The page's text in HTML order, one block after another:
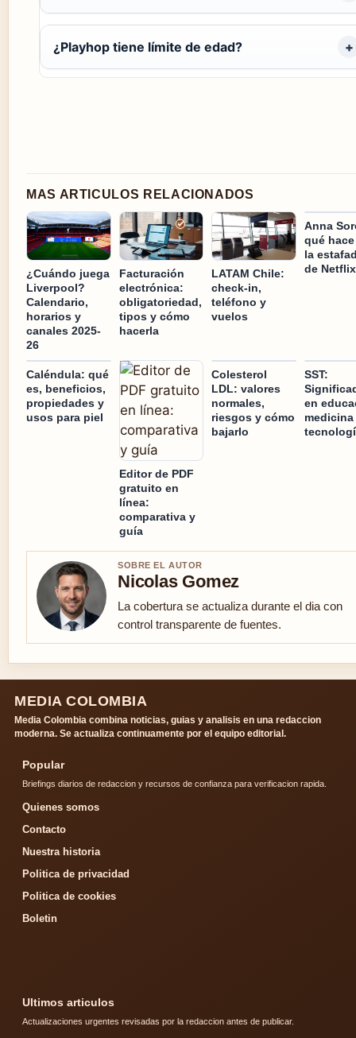
¿Playhop tiene límite de edad?
MAS ARTICULOS RELACIONADOS
¿Cuándo juega
Liverpool?
Calendario,
horarios y
canales 2025-
26
Facturación
electrónica:
obligatoriedad,
tipos y cómo
hacerla
LATAM Chile:
check-in,
teléfono y
vuelos
Anna
qué
la
de Netflix
Caléndula: qué
es, beneficios,
propiedades y
usos para piel
Editor de PDF
gratuito en
línea:
comparativa y
guía
Colesterol
LDL: valores
normales,
riesgos y cómo
bajarlo
SST:
en
medicina
SOBRE EL AUTOR
Nicolas Gomez
La cobertura se actualiza durante el dia con
control transparente de fuentes.
MEDIA COLOMBIA
Media Colombia combina noticias, guias y analisis en una redaccion
moderna. Se actualiza continuamente por el equipo editorial.
Popular
Briefings diarios de redaccion y recursos de confianza para verificacion rapida.
Quienes somos
Contacto
Nuestra historia
Politica de privacidad
Politica de cookies
Boletin
Ultimos articulos
Actualizaciones urgentes revisadas por la redaccion antes de publicar.